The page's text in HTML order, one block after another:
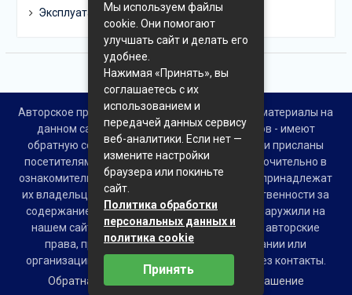
Эксплуатация
Авторское право © Все права защищены. Все материалы на
данном сайте взяты из открытых источников - имеют
обратную ссылку на материал в интернете или присланы
посетителями сайта и предоставляются исключительно в
ознакомительных целях. Права на материалы принадлежат
их владельцам. Администрация сайта ответственности за
содержание материала не несет. Если Вы обнаружили на
нашем сайте материалы, которые нарушают авторские
права, принадлежащие Вам, Вашей компании или
организации, пожалуйста, сообщите нам через контакты.
Обратная связь
Пользовательское соглашение
Мы используем файлы
cookie. Они помогают
улучшать сайт и делать его
удобнее.
Нажимая «Принять», вы
соглашаетесь с их
использованием и
передачей данных сервису
веб-аналитики. Если нет —
измените настройки
браузера или покиньте
сайт.
Политика обработки
персональных данных и
политика cookie
Принять